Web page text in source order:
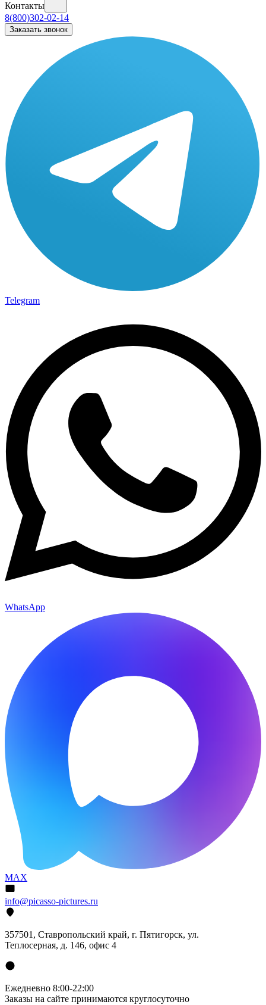
Контакты
8(800)302-02-14
Заказать звонок
Telegram
WhatsApp
MAX
info@picasso-pictures.ru
357501, Ставропольский край, г. Пятигорск, ул.
Теплосерная, д. 146, офис 4
Ежедневно 8:00-22:00
Заказы на сайте принимаются круглосуточно